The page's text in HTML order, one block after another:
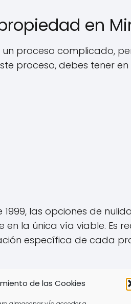
de las Cookies
en
proceso complicado,
proceso, debes tener
las opciones de
en la única vía viable. Es
específica de cada
en Miraflores Beach